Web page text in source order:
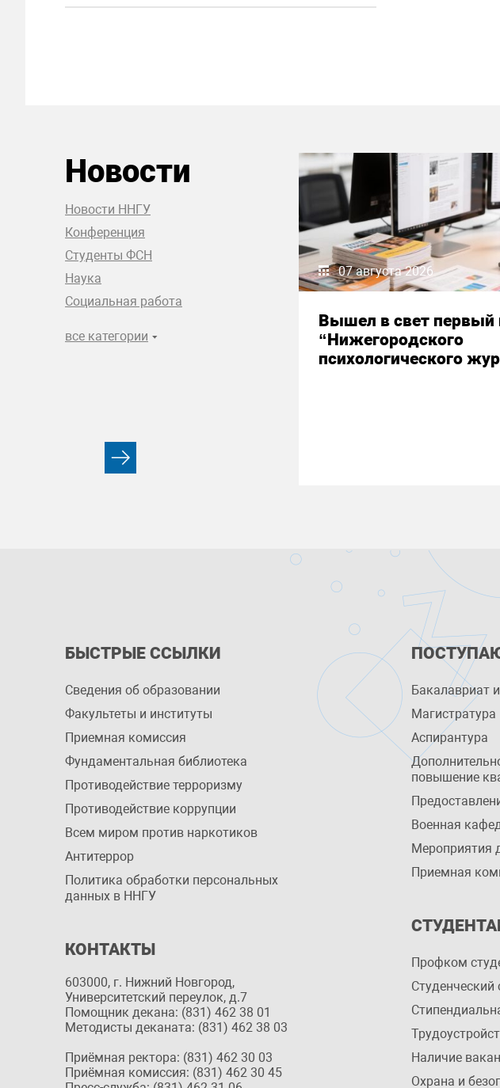
Новости
Новости ННГУ
Конференция
Студенты ФСН
Наука
Социальная работа
все категории
07 августа 2026
Вышел в свет первый
“Нижегородского
психологического
БЫСТРЫЕ ССЫЛКИ
Сведения об образовании
Факультеты и институты
Приемная комиссия
Фундаментальная библиотека
Противодействие терроризму
Противодействие коррупции
Всем миром против наркотиков
Антитеррор
Политика обработки персональных
данных в ННГУ
КОНТАКТЫ
603000, г. Нижний Новгород,
Университетский переулок, д.7
Помощник декана: (831) 462 38 01
Методисты деканата: (831) 462 38 03
Приёмная ректора: (831) 462 30 03
Приёмная комиссия: (831) 462 30 45
Бакалавриат
Магистратура
Аспирантура
повышение
Военная
Мероприятия
Приемная
Профком
Студенческий
Наличие
Охрана и